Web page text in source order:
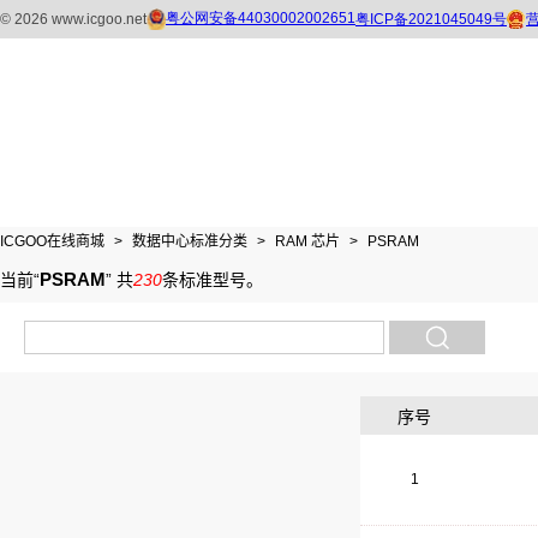
ICGOO在线商城 > 数据中心标准分类 > RAM 芯片 > PSRAM
当前“PSRAM” 共230条标准型号。
序号
1